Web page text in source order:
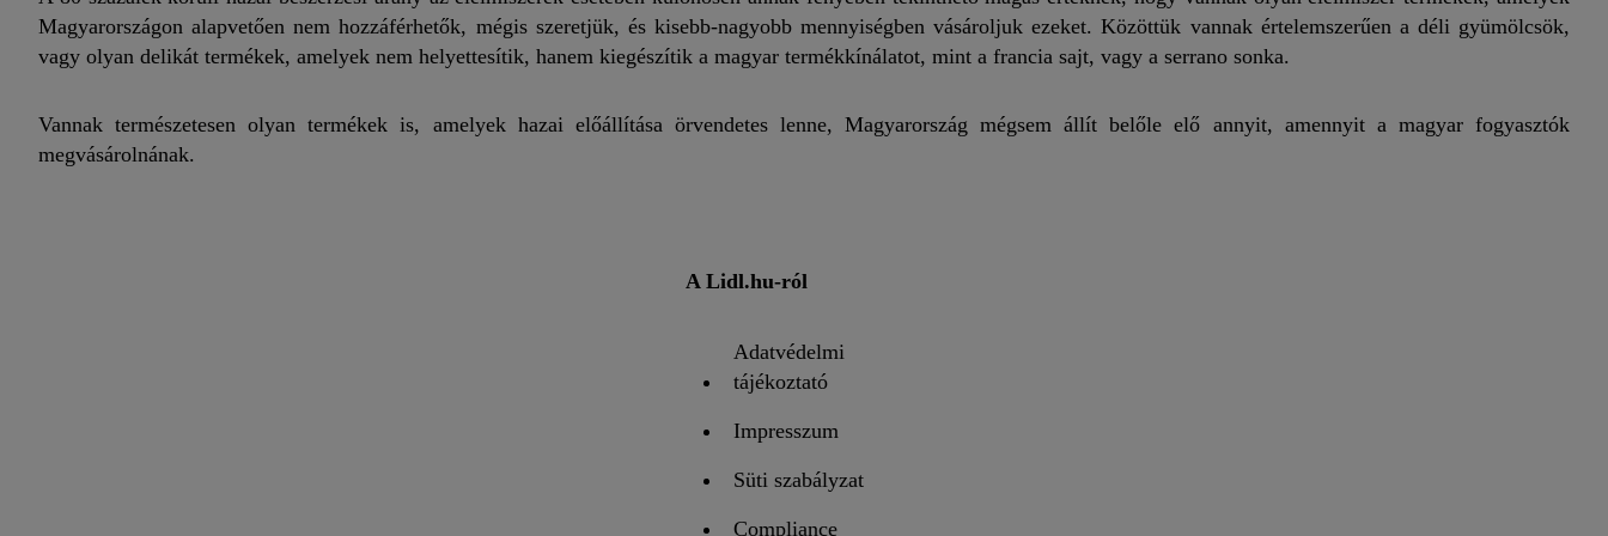
Magyarországon alapvetően nem hozzáférhetők, mégis szeretjük, és kisebb-nagyobb mennyiségben vásároljuk ezeket. Közöttük vannak értelemszerűen a déli gyümölcsök,
vagy olyan delikát termékek, amelyek nem helyettesítik, hanem kiegészítik a magyar termékkínálatot, mint a francia sajt, vagy a serrano sonka.
Vannak természetesen olyan termékek is, amelyek hazai előállítása örvendetes lenne, Magyarország mégsem állít belőle elő annyit, amennyit a magyar fogyasztók
megvásárolnának.
A Lidl.hu-ról
Adatvédelmi
tájékoztató
Impresszum
Süti szabályzat
Compliance